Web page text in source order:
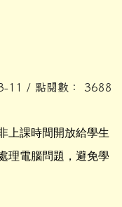
11 / 點閱數： 3688
上課時間開放給學生
理電腦問題，避免學